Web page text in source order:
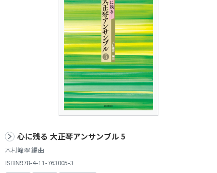
心に残る 大正琴アンサンブル 5
木村峰翠 編曲
ISBN978-4-11-763005-3